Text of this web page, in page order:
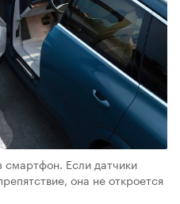
Если датчики
она не откроется